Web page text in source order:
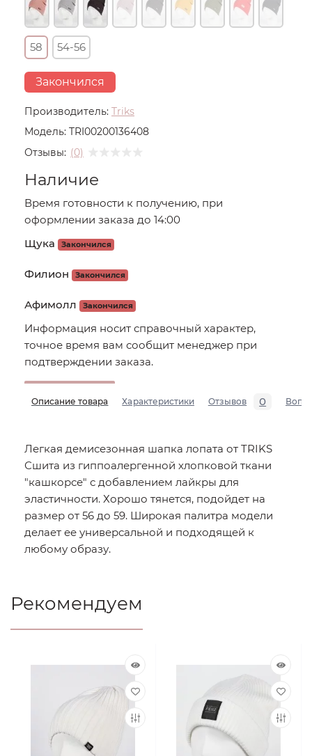
Производитель: Triks
Модель: TRI00200136408
Отзывы: (0)
58 54-56
Закончился
Наличие
Время готовности к получению, при
оформлении заказа до 14:00
Щука
Закончился
Филион Закончился
Афимолл Закончился
Информация носит справочный характер,
точное время вам сообщит менеджер при
подтверждении заказа.
Описание товара Характеристики Отзывов 0
Легкая демисезонная шапка лопата от TRIKS
Сшита из гиппоалергенной хлопковой ткани
"кашкорсе" с добавлением лайкры для
эластичности. Хорошо тянется, подойдет на
размер от 56 до 59. Широкая палитра модели
делает ее универсальной и подходящей к
любому образу.
Рекомендуем